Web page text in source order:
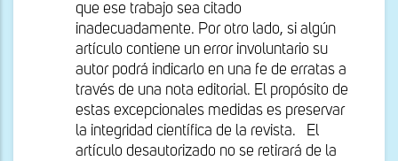
que ese trabajo sea citado
inadecuadamente. Por otro lado, si algún
artículo contiene un error involuntario su
autor podrá indicarlo en una fe de erratas a
través de una nota editorial. El propósito de
estas excepcionales medidas es preservar
la integridad científica de la revista. El
artículo desautorizado no se retirará de la